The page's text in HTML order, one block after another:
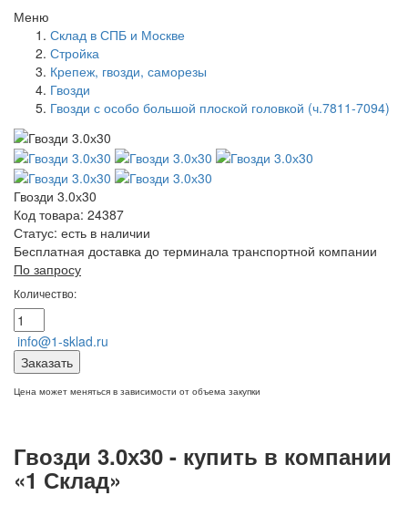
Меню
Склад в СПБ и Москве
Стройка
Крепеж, гвозди, саморезы
Гвозди
Гвозди с особо большой плоской головкой (ч.7811-7094)
Гвозди 3.0х30
Код товара: 24387
Статус: есть в наличии
Бесплатная доставка до терминала транспортной компании
По запросу
Количество:
info@1-sklad.ru
Заказать
Цена может меняться в зависимости от объема закупки
Гвозди 3.0х30 - купить в компании
«1 Склад»